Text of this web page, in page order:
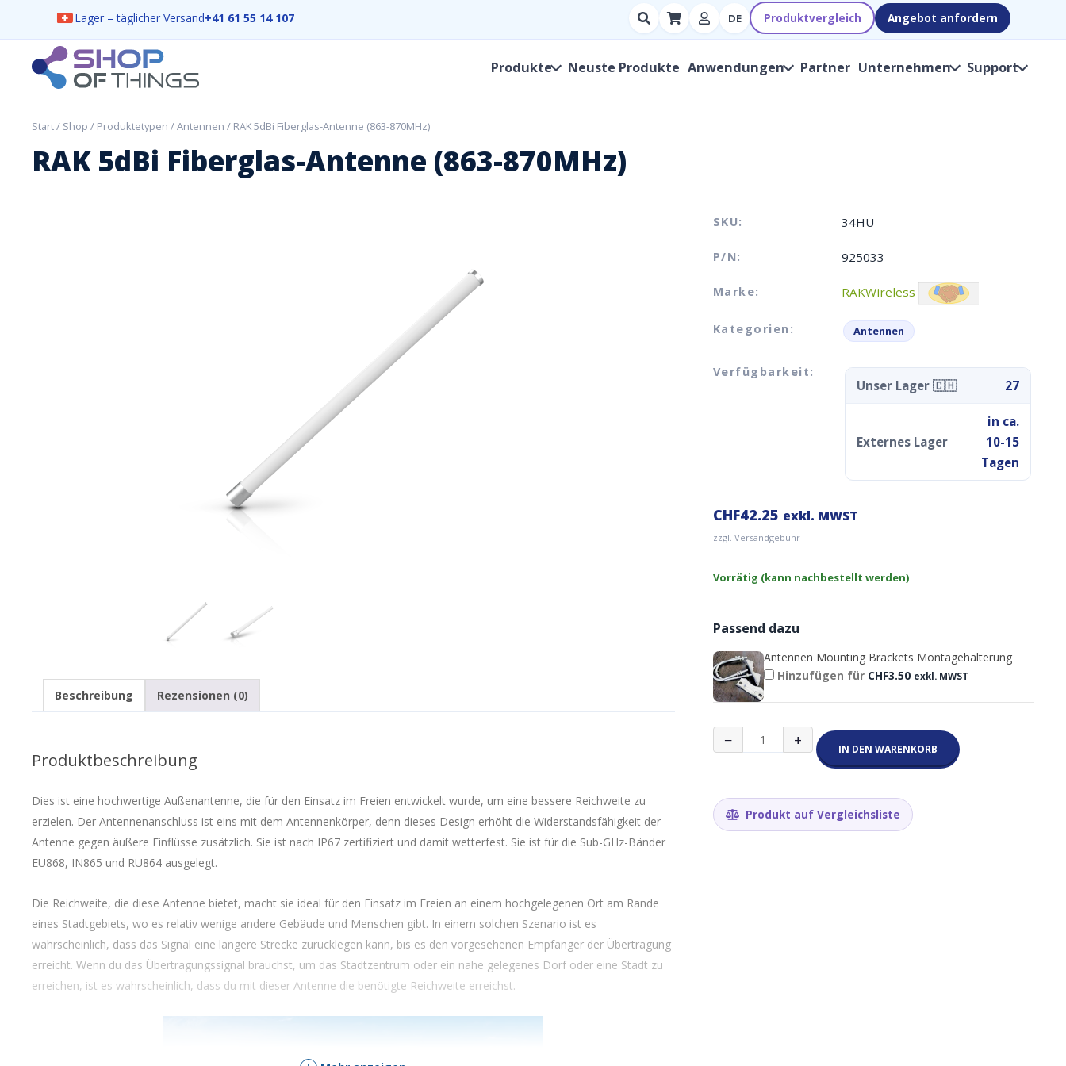
Lager – täglicher Versand+41 61 55 14 107
Suchen
nach
Hersteller,
DE Produktvergleich Angebot anfordern
ShopOfThings
Produkte Neuste Produkte Anwendungen Partner Unternehmen Support
Start/ Shop / Produktetypen /Antennen / RAK 5dBi Fiberglas-Antenne (863-870MHz)
RAK 5dBi Fiberglas-Antenne (863-870MHz)
SKU: 34HU
P/N: 925033
Marke: RAKWireless
Kategorien: Antennen
Verfügbarkeit:
Unser Lager 🇨🇭 27
Externes Lager
in ca.
10-15
Tagen
CHF42.25 exkl. MWST
zzgl. Versandgebühr
Vorrätig (kann nachbestellt werden)
Passend dazu
Antennen Mounting Brackets Montagehalterung
Hinzufügen für CHF3.50 exkl. MWST
−
RAK
5dBi
870MHz)
Menge
+ IN DEN WARENKORB
Produkt auf Vergleichsliste
Beschreibung Rezensionen (0)
Produktbeschreibung
Dies ist eine hochwertige Außenantenne, die für den Einsatz im Freien entwickelt wurde, um eine bessere Reichweite zu
erzielen. Der Antennenanschluss ist eins mit dem Antennenkörper, denn dieses Design erhöht die Widerstandsfähigkeit der
Antenne gegen äußere Einflüsse zusätzlich. Sie ist nach IP67 zertifiziert und damit wetterfest. Sie ist für die Sub-GHz-Bänder
EU868, IN865 und RU864 ausgelegt.
Die Reichweite, die diese Antenne bietet, macht sie ideal für den Einsatz im Freien an einem hochgelegenen Ort am Rande
eines Stadtgebiets, wo es relativ wenige andere Gebäude und Menschen gibt. In einem solchen Szenario ist es
wahrscheinlich, dass das Signal eine längere Strecke zurücklegen kann, bis es den vorgesehenen Empfänger der Übertragung
erreicht. Wenn du das Übertragungssignal brauchst, um das Stadtzentrum oder ein nahe gelegenes Dorf oder eine Stadt zu
erreichen, ist es wahrscheinlich, dass du mit dieser Antenne die benötigte Reichweite erreichst.